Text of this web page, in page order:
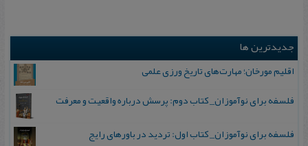
جدیدترین ها
اقلیم مورخان؛ مهارت‌های تاریخ ورزی علمی
فلسفه برای نوآموزان_ کتاب دوم: پرسش درباره واقعیت و معرفت
فلسفه برای نوآموزان_ کتاب اول: تردید در باورهای رایج